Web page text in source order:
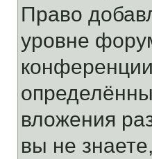
Право
уровне
вложения
вы не